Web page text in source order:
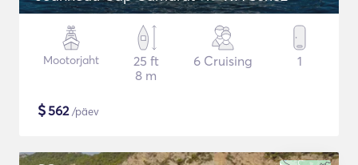
Mootorjaht
25 ft
8 m
6 Cruising 1
$562/päev